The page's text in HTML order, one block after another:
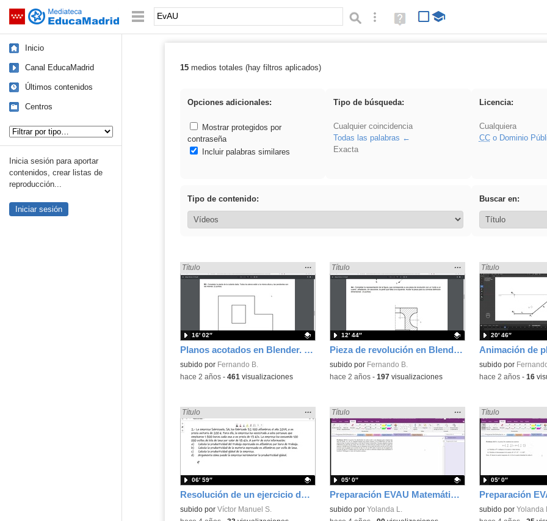
Saltar navegación Palabra o frase: Búsqueda avanzada
Ayuda
(en
Inicio
Canal EducaMadrid
Últimos contenidos
Centros
Inicia sesión para aportar
contenidos, crear listas de
reproducción...
Iniciar sesión
Resultados de: EvAU
15medios totales (hay filtros aplicados)
Opciones adicionales:
Mostrar protegidos por
contraseña
Incluir palabras similares
Tipo de búsqueda:
Cualquier coincidencia
Todas las palabras
Exacta
Licencia:
Cualquiera
CCo Dominio
Tipo de contenido: Buscar en:
Planos acotados en Blender. EVAU 2024. DIbujo Técnico
Encontrado «EvAU» en:
Título
Mostrar
la
…
Contenido educativo.
subido por Fernando B.
16′ 02″
-hace 2 años- 461 visualizaciones
Pieza de revolución en Blender . Dibujo Técnico evau 2024.
Encontrado «EvAU» en:
Título
Mostrar
la
ubicación
de la
…
Contenido educativo.
subido por Fernando B.
12′ 44″
-hace 2 años- 197visualizaciones
Encontrado «EvAU»
Título
Contenido
subido por
20′ 46″
-hace 2 años- 16
Resolución de un ejercicio de productividad para evau
Encontrado «EvAU» en:
Título
Mostrar
la
ubicación
búsqueda
…
Contenido educativo.
subido por Víctor Manuel S.
06′ 59″
Preparación EVAU Matemáticas CCSS Programación Lineal
Encontrado «EvAU» en:
Título
Mostrar
la
ubicación
de la
búsqueda
…
Contenido educativo.
subido por Yolanda L.
05′ 0″
Encontrado «EvAU»
Título
Contenido educativo.
subido por Yolanda
05′ 0″